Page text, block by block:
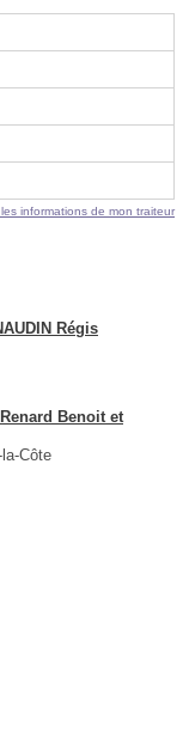
informations de mon traiteur
Régis
Benoit et
Côte